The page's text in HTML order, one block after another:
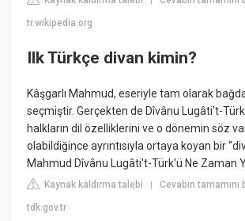
tr.wikipedia.org
Ilk Türkçe divan kimin?
Kâşgarlı Mahmud, eseriyle tam olarak
seçmiştir. Gerçekten de Dîvânu Lugâti't-
halkların dil özelliklerini ve o dönemin söz
olabildiğince ayrıntısıyla ortaya koyan bir
Mahmud Dîvânu Lugâti't-Türk'ü Ne Zaman
Kaynak kaldırma talebi |Cevabın
tdk.gov.tr